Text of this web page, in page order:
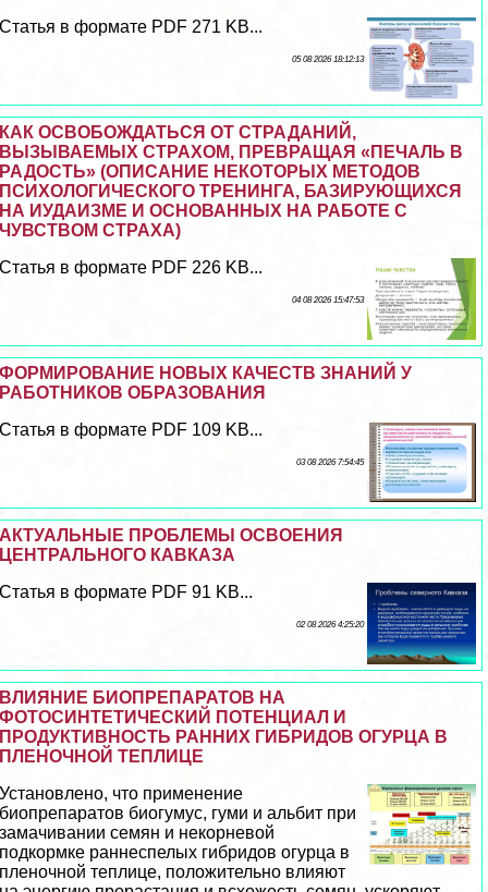
Статья в формате PDF 271 KB...
05 08 2026 18:12:13
КАК ОСВОБОЖДАТЬСЯ ОТ СТРАДАНИЙ,
ВЫЗЫВАЕМЫХ СТРАХОМ, ПРЕВРАЩАЯ «ПЕЧАЛЬ В
РАДОСТЬ» (ОПИСАНИЕ НЕКОТОРЫХ МЕТОДОВ
ПСИХОЛОГИЧЕСКОГО ТРЕНИНГА, БАЗИРУЮЩИХСЯ
НА ИУДАИЗМЕ И ОСНОВАННЫХ НА РАБОТЕ С
ЧУВСТВОМ СТРАХА)
Статья в формате PDF 226 KB...
04 08 2026 15:47:53
ФОРМИРОВАНИЕ НОВЫХ КАЧЕСТВ ЗНАНИЙ У
РАБОТНИКОВ ОБРАЗОВАНИЯ
Статья в формате PDF 109 KB...
03 08 2026 7:54:45
АКТУАЛЬНЫЕ ПРОБЛЕМЫ ОСВОЕНИЯ
ЦЕНТРАЛЬНОГО КАВКАЗА
Статья в формате PDF 91 KB...
02 08 2026 4:25:20
ВЛИЯНИЕ БИОПРЕПАРАТОВ НА
ФОТОСИНТЕТИЧЕСКИЙ ПОТЕНЦИАЛ И
ПРОДУКТИВНОСТЬ РАННИХ ГИБРИДОВ ОГУРЦА В
ПЛЕНОЧНОЙ ТЕПЛИЦЕ
Установлено, что применение
биопрепаратов биогумус, гуми и альбит при
замачивании семян и некорневой
подкормке раннеспелых гибридов огурца в
пленочной теплице, положительно влияют